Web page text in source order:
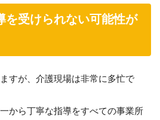
を受けられない可能性が
すが、介護現場は非常に多忙で
から丁寧な指導をすべての事業所